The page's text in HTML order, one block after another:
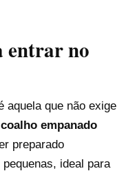
entrar no
aquela que não exige
empanado
preparado
ideal para